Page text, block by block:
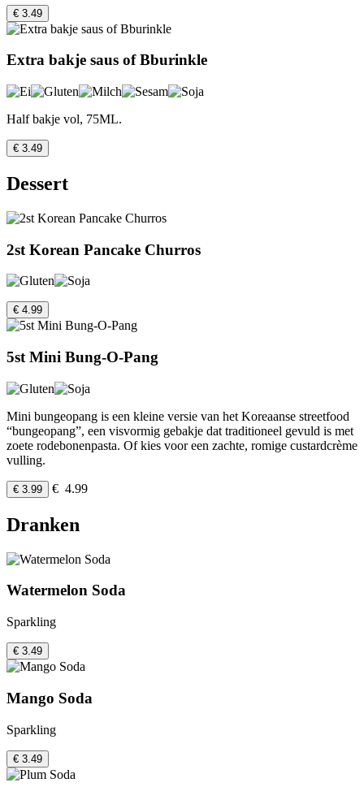
€ 3.49
Extra bakje saus of Bburinkle
Half bakje vol, 75ML.
€ 3.49
Dessert
2st Korean Pancake Churros
€ 4.99
5st Mini Bung-O-Pang
Mini bungeopang is een kleine versie van het Koreaanse streetfood
“bungeopang”, een visvormig gebakje dat traditioneel gevuld is met
zoete rodebonenpasta. Of kies voor een zachte, romige custardcrème
vulling.
€ 3.99 € 4.99
Dranken
Watermelon Soda
Sparkling
€ 3.49
Mango Soda
Sparkling
€ 3.49